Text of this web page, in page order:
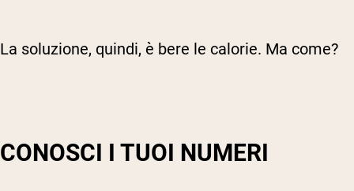
La soluzione, quindi, è bere le calorie. Ma come?
CONOSCI I TUOI NUMERI